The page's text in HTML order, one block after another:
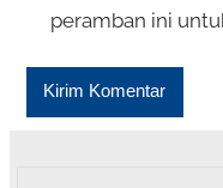
peramban ini